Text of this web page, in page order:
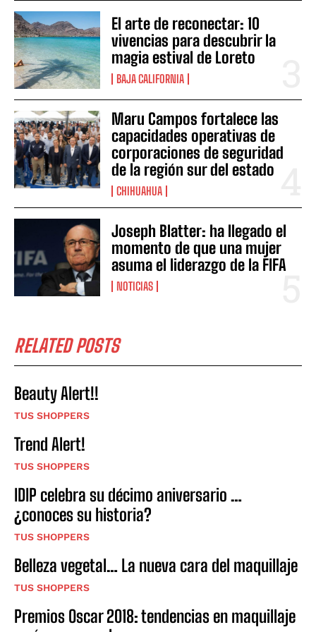
El arte de reconectar: 10
vivencias para descubrir la
magia estival de Loreto
BAJA CALIFORNIA
Maru Campos fortalece las
capacidades operativas de
corporaciones de seguridad
de la región sur del estado
CHIHUAHUA
Joseph Blatter: ha llegado el
momento de que una mujer
asuma el liderazgo de la FIFA
NOTICIAS
RELATED POSTS
Beauty Alert!!
TUS SHOPPERS
Trend Alert!
TUS SHOPPERS
IDIP celebra su décimo aniversario …
¿conoces su historia?
TUS SHOPPERS
Belleza vegetal… La nueva cara del maquillaje
TUS SHOPPERS
Premios Oscar 2018: tendencias en maquillaje